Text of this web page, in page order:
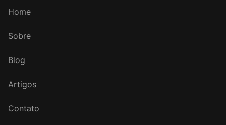
Home
Sobre
Blog
Artigos
Contato